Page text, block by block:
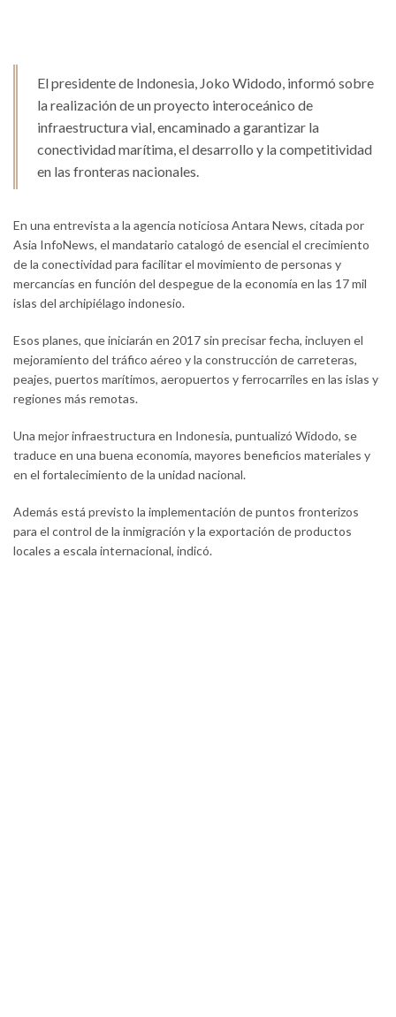
El presidente de Indonesia, Joko Widodo, informó sobre
la realización de un proyecto interoceánico de
infraestructura vial, encaminado a garantizar la
conectividad marítima, el desarrollo y la competitividad
en las fronteras nacionales.
En una entrevista a la agencia noticiosa Antara News, citada por
Asia InfoNews, el mandatario catalogó de esencial el crecimiento
de la conectividad para facilitar el movimiento de personas y
mercancías en función del despegue de la economía en las 17 mil
islas del archipiélago indonesio.
Esos planes, que iniciarán en 2017 sin precisar fecha, incluyen el
mejoramiento del tráfico aéreo y la construcción de carreteras,
peajes, puertos marítimos, aeropuertos y ferrocarriles en las islas y
regiones más remotas.
Una mejor infraestructura en Indonesia, puntualizó Widodo, se
traduce en una buena economía, mayores beneficios materiales y
en el fortalecimiento de la unidad nacional.
Además está previsto la implementación de puntos fronterizos
para el control de la inmigración y la exportación de productos
locales a escala internacional, indicó.